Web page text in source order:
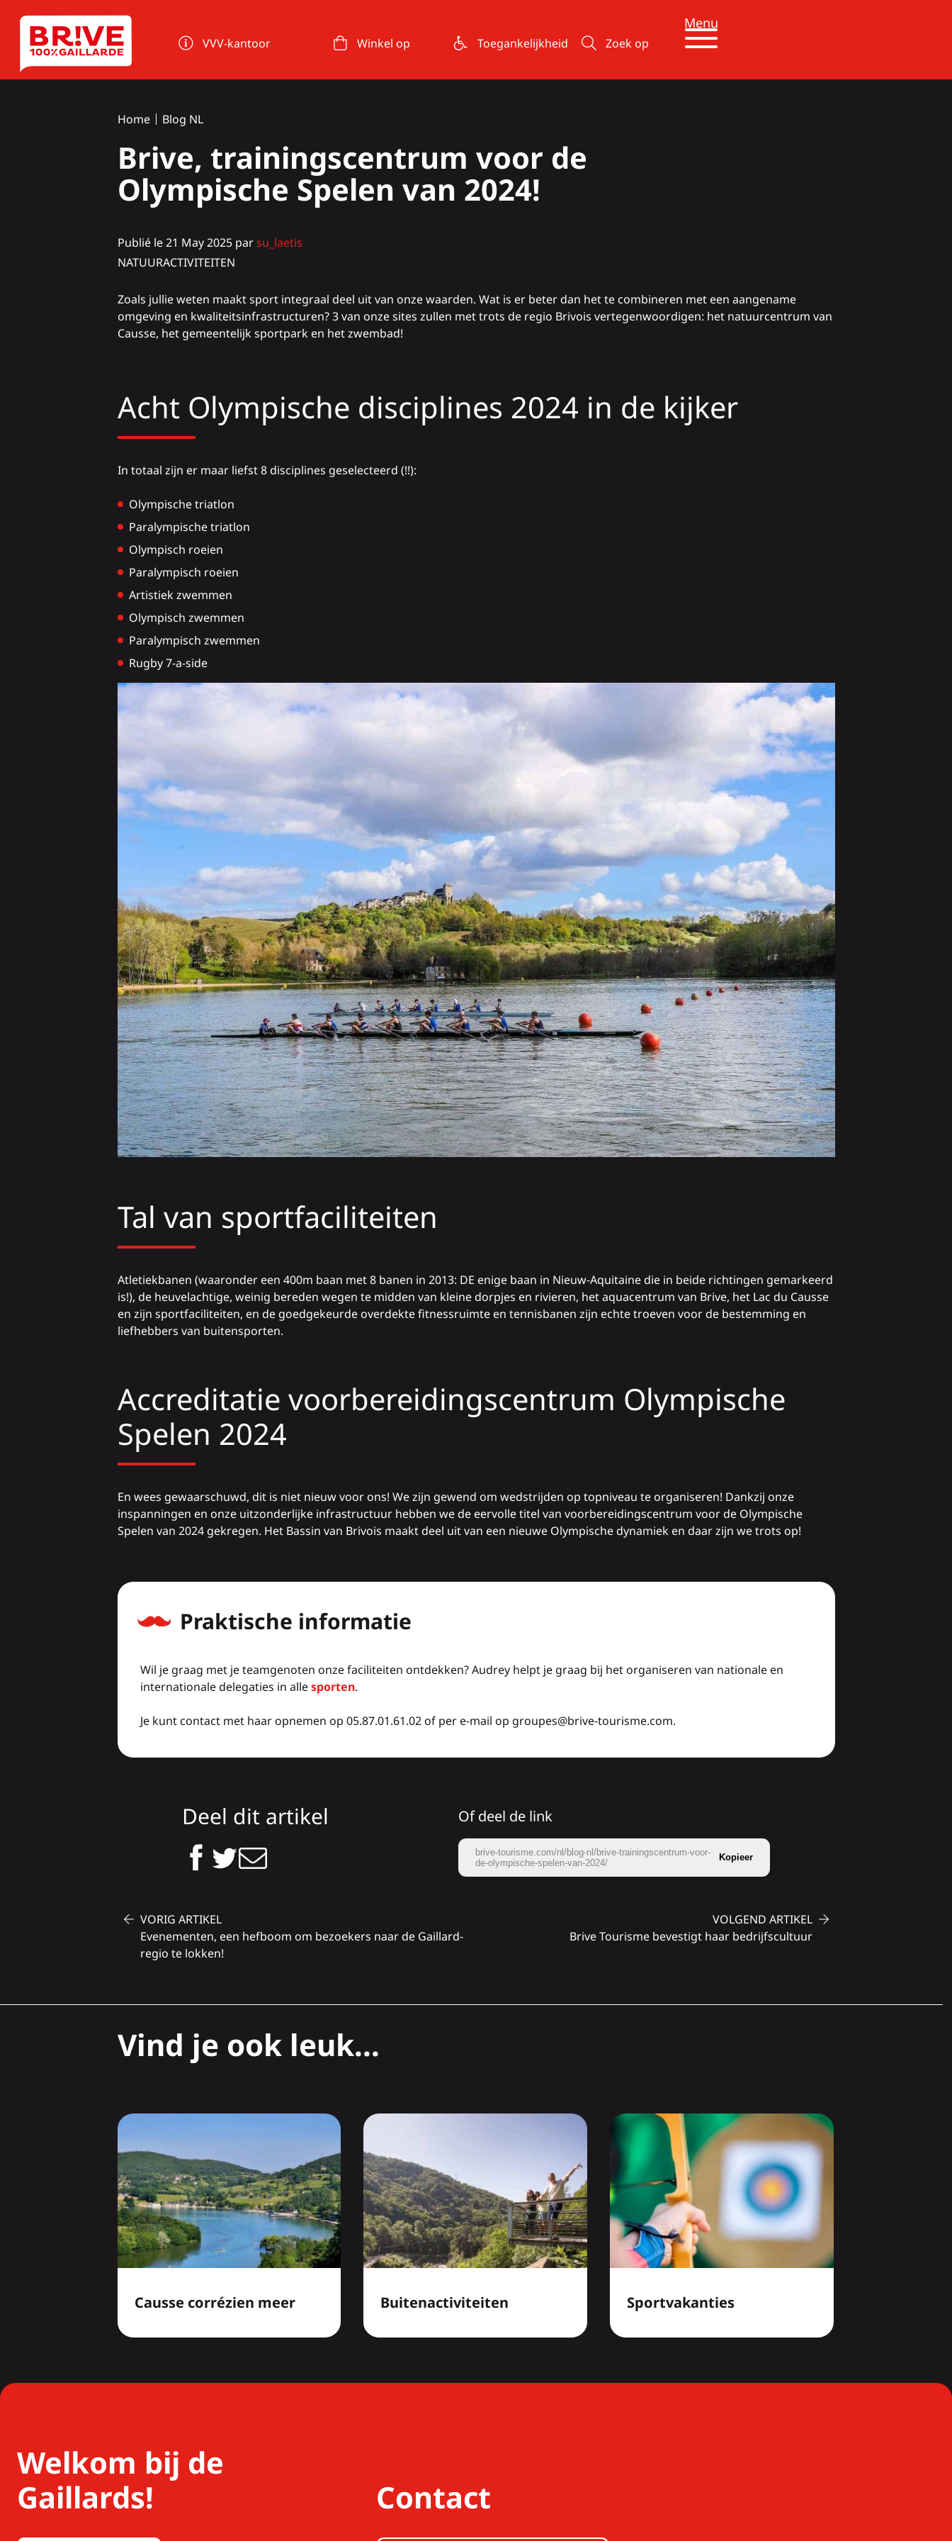
VVV-kantoor Winkel op Toegankelijkheid Zoek op
Menu
Home Blog NL
Brive, trainingscentrum voor de
Olympische Spelen van 2024!
Publié le 21 May 2025 parsu_laetis
NATUURACTIVITEITEN
Zoals jullie weten maakt sport integraal deel uit van onze waarden. Wat is er beter dan het te combineren met een aangename
omgeving en kwaliteitsinfrastructuren? 3 van onze sites zullen met trots de regio Brivois vertegenwoordigen: het natuurcentrum van
Causse, het gemeentelijk sportpark en hetzwembad!
Acht Olympische disciplines 2024 in de kijker
In totaal zijn er maar liefst 8 disciplines geselecteerd (!!):
Olympische triatlon
Paralympische triatlon
Olympisch roeien
Paralympisch roeien
Artistiek zwemmen
Olympisch zwemmen
Paralympisch zwemmen
Rugby 7-a-side
Tal van sportfaciliteiten
Atletiekbanen (waaronder een 400m baan met 8 banen in 2013: DE enige baan in Nieuw-Aquitaine die in beide richtingen gemarkeerd
is!), de heuvelachtige, weinig bereden wegen te midden van kleine dorpjes en rivieren, het aquacentrum van Brive, het Lac du Causse
en zijn sportfaciliteiten, en de goedgekeurde overdekte fitnessruimte en tennisbanen zijn echte troeven voor de bestemming en
liefhebbers van buitensporten.
Accreditatie voorbereidingscentrum Olympische
Spelen 2024
En wees gewaarschuwd, dit is niet nieuw voor ons! We zijn gewend om wedstrijden op topniveau te organiseren! Dankzij onze
inspanningen en onze uitzonderlijke infrastructuur hebben we de eervolle titel van voorbereidingscentrum voor de Olympische
Spelen van 2024 gekregen. Het Bassin van Brivois maakt deel uit van een nieuwe Olympische dynamiek en daar zijn we trots op!
Praktische informatie
Wil je graag met je teamgenoten onze faciliteiten ontdekken? Audrey helpt je graag bij het organiseren van nationale en
internationale delegaties in allesporten.
Je kunt contact met haar opnemen op 05.87.01.61.02 of per e-mail op groupes@brive-tourisme.com.
Deel dit artikel Of deel de link
brive-tourisme.com/nl/blog-nl/brive-trainingscentrum-voor-
de-olympische-spelen-van-2024/
Kopieer
VORIG ARTIKEL
Evenementen, een hefboom om bezoekers naar de Gaillard-
regio te lokken!
VOLGEND ARTIKEL
Brive Tourisme bevestigt haar bedrijfscultuur
Vind je ook leuk...
Causse corrézien meer Buitenactiviteiten Sportvakanties
Welkom bij de
Gaillards!
Contact